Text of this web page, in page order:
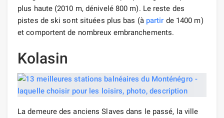
plus haute (2010 m, dénivelé 800 m). Le reste des
pistes de ski sont situées plus bas (à partir de 1400 m)
et comportent de nombreux embranchements.
Kolasin
La demeure des anciens Slaves dans le passé, la ville